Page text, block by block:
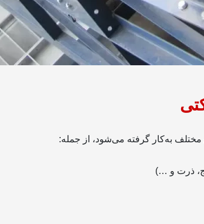
مختلف به‌کار گرفته می‌شود، از جمله:
ذرت و …)